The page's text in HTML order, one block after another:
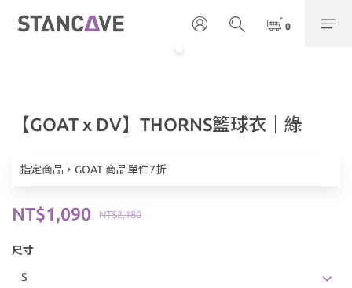
【GOAT x DV】THORNS籃球衣｜綠
指定商品，GOAT 商品單件7折
NT$2,180
NT$1,090
尺寸